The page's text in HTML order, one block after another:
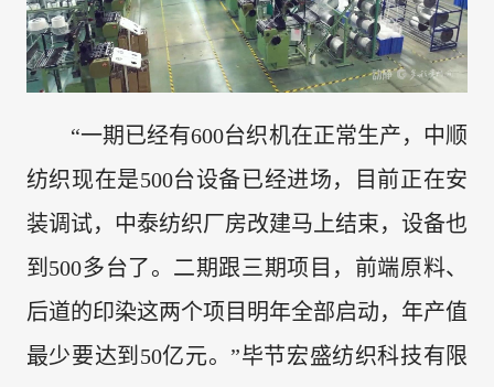
“一期已经有600台织机在正常生产，中顺
纺织现在是500台设备已经进场，目前正在安
装调试，中泰纺织厂房改建马上结束，设备也
到500多台了。二期跟三期项目，前端原料、
后道的印染这两个项目明年全部启动，年产值
最少要达到50亿元。”毕节宏盛纺织科技有限